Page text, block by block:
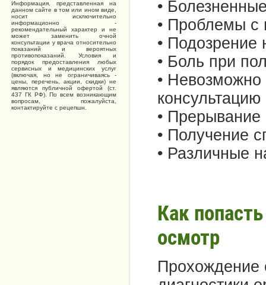
Информация, представленная на
данном сайте в том или ином виде,
носит исключительно
информационно -
рекомендательный характер и не
может заменить очной
консультации у врача относительно
показаний и вероятных
противопоказаний. Условия и
порядок предоставления любых
сервисных и медицинских услуг
(включая, но не ограничиваясь -
цены, перечень, акции, скидки) не
являются публичной офертой (ст.
437 ГК РФ). По всем возникающим
вопросам, пожалуйста,
контактируйте с рецепшн.
•
• Проблемы с
• Подозрение
• Боль при
• Невозможно
консультацию
• Прерывание
• Получение
• Различные
Как
осмотр
Прохождение